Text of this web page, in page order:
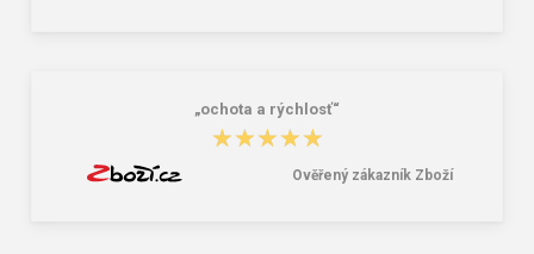
„ochota a rýchlosť“
★★★★★
★★★★★
Ověřený zákazník Zboží